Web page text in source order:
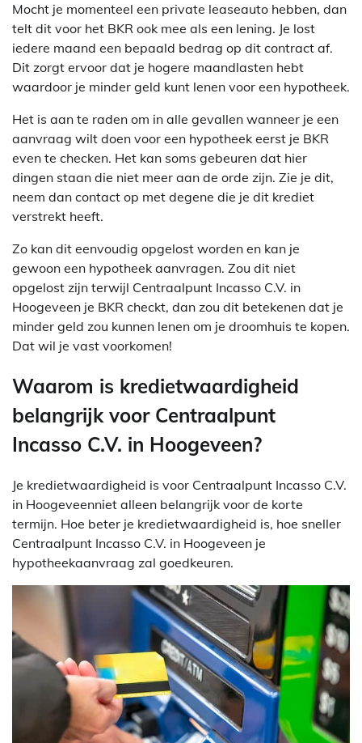
Mocht je momenteel een private leaseauto hebben, dan
telt dit voor het BKR ook mee als een lening. Je lost
iedere maand een bepaald bedrag op dit contract af.
Dit zorgt ervoor dat je hogere maandlasten hebt
waardoor je minder geld kunt lenen voor een hypotheek.
Het is aan te raden om in alle gevallen wanneer je een
aanvraag wilt doen voor een hypotheek eerst je BKR
even te checken. Het kan soms gebeuren dat hier
dingen staan die niet meer aan de orde zijn. Zie je dit,
neem dan contact op met degene die je dit krediet
verstrekt heeft.
Zo kan dit eenvoudig opgelost worden en kan je
gewoon een hypotheek aanvragen. Zou dit niet
opgelost zijn terwijl Centraalpunt Incasso C.V. in
Hoogeveen je BKR checkt, dan zou dit betekenen dat je
minder geld zou kunnen lenen om je droomhuis te kopen.
Dat wil je vast voorkomen!
Waarom is kredietwaardigheid
belangrijk voor Centraalpunt
Incasso C.V. in Hoogeveen?
Je kredietwaardigheid is voor Centraalpunt Incasso C.V.
in Hoogeveenniet alleen belangrijk voor de korte
termijn. Hoe beter je kredietwaardigheid is, hoe sneller
Centraalpunt Incasso C.V. in Hoogeveen je
hypotheekaanvraag zal goedkeuren.